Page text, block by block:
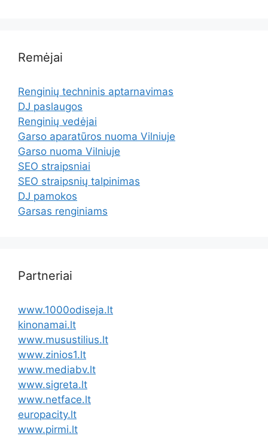
Remėjai
Renginių techninis aptarnavimas
DJ paslaugos
Renginių vedėjai
Garso aparatūros nuoma Vilniuje
Garso nuoma Vilniuje
SEO straipsniai
SEO straipsnių talpinimas
DJ pamokos
Garsas renginiams
Partneriai
www.1000odiseja.lt
kinonamai.lt
www.musustilius.lt
www.zinios1.lt
www.mediabv.lt
www.sigreta.lt
www.netface.lt
europacity.lt
www.pirmi.lt